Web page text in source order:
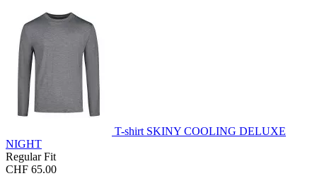
T-shirt SKINY COOLING DELUXE
NIGHT
Regular Fit
CHF 65.00